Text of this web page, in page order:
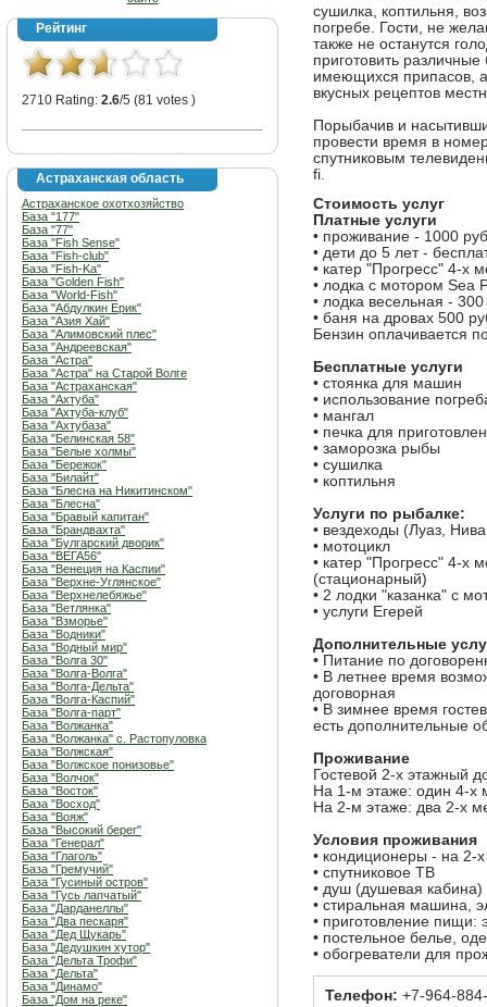
Рейтинг
2710 Rating: 2.6/5 (81 votes )
Астраханская область
Астраханское охотхозяйство
База "177"
База "77"
База "Fish Sense"
База "Fish-club"
База "Fish-Ka"
База "Golden Fish"
База "World-Fish"
База "Абдулкин Ерик"
База "Азия Хай"
База "Алимовский плес"
База "Андреевская"
База "Астра"
База "Астра" на Старой Волге
База "Астраханская"
База "Ахтуба"
База "Ахтуба-клуб"
База "Ахтубаза"
База "Белинская 58"
База "Белые холмы"
База "Бережок"
База "Билайт"
База "Блесна на Никитинском"
База "Блесна"
База "Бравый капитан"
База "Брандвахта"
База "Булгарский дворик"
База "ВЕГА56"
База "Венеция на Каспии"
База "Верхне-Углянское"
База "Верхнелебяжье"
База "Ветлянка"
База "Взморье"
База "Водники"
База "Водный мир"
База "Волга 30"
База "Волга-Волга"
База "Волга-Дельта"
База "Волга-Каспий"
База "Волга-парт"
База "Волжанка"
База "Волжанка" с. Растопуловка
База "Волжская"
База "Волжское понизовье"
База "Волчок"
База "Восток"
База "Восход"
База "Вояж"
База "Высокий берег"
База "Генерал"
База "Глаголь"
База "Гремучий"
База "Гусиный остров"
База "Гусь лапчатый"
База "Дарданеллы"
База "Два пескаря"
База "Дед Щукарь"
База "Дедушкин хутор"
База "Дельта Трофи"
База "Дельта"
База "Динамо"
База "Дом на реке"
сушилка, коптильня,
погребе. Гости, не
также не останутся
приготовить
имеющихся припасов, а
вкусных рецептов
Порыбачив и
провести время в
спутниковым
fi.
Стоимость услуг
Платные услуги
• проживание - 1000
• дети до 5 лет -
• катер "Прогресс" 4-х
• лодка с мотором Sea
• лодка весельная - 300
• баня на дровах 500
Бензин оплачивается
Бесплатные услуги
• стоянка для машин
• использование
• мангал
• печка для
• заморозка рыбы
• сушилка
• коптильня
Услуги по рыбалке:
• вездеходы (Луаз,
• мотоцикл
• катер "Прогресс" 4-х
(стационарный)
• 2 лодки "казанка" с
• услуги Егерей
Дополнительные
• Питание по
• В летнее время
договорная
• В зимнее время
есть дополнительные
Проживание
Гостевой 2-х этажный
На 1-м этаже: один 4-х
На 2-м этаже: два 2-х
Условия проживания
• кондиционеры - на 2-х
• спутниковое ТВ
• душ (душевая кабина)
• стиральная машина,
• приготовление пищи:
• постельное белье,
• обогреватели для
Телефон: +7-964-